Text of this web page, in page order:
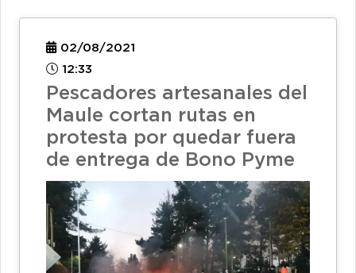
02/08/2021
12:33
Pescadores artesanales del
Maule cortan rutas en
protesta por quedar fuera
de entrega de Bono Pyme